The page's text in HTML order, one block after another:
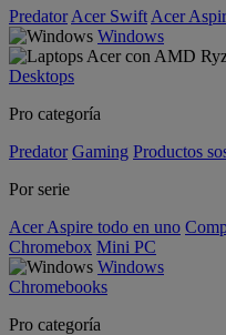
Predator Acer Swift Acer
Windows
Desktops
Pro categoría
Predator Gaming Productos
Por serie
Acer Aspire todo en uno
Chromebox Mini PC
Windows
Chromebooks
Pro categoría